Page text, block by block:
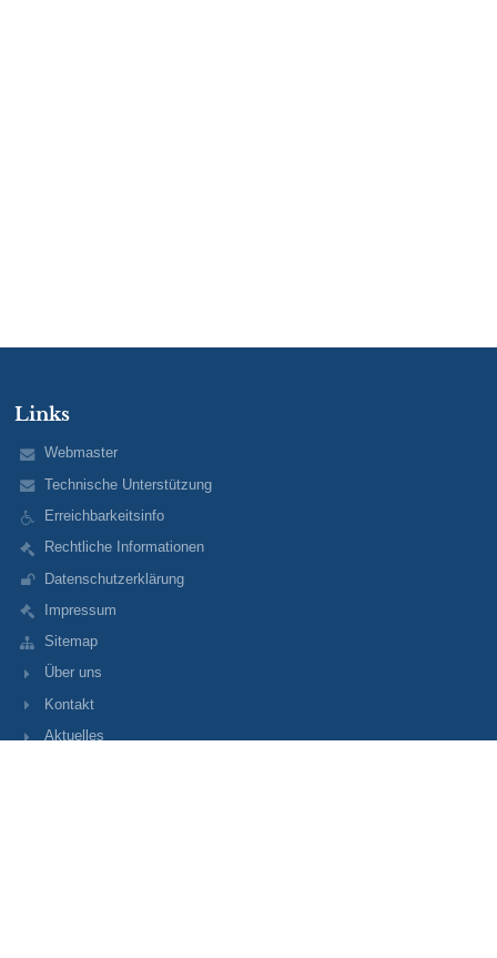
Links
Webmaster
Technische Unterstützung
Erreichbarkeitsinfo
Rechtliche Informationen
Datenschutzerklärung
Impressum
Sitemap
Über uns
Kontakt
Aktuelles